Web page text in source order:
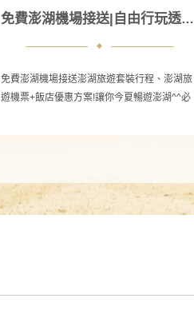
免費澎湖機場接送|自由行玩透透必知懶人包|
免費澎湖機場接送澎湖旅遊套裝行程、澎湖旅
遊機票+飯店優惠方案!讓你今夏暢遊澎湖^^必